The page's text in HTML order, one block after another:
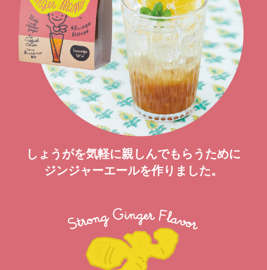
しょうがを気軽に親しんでもらうために
ジンジャーエールを作りました。